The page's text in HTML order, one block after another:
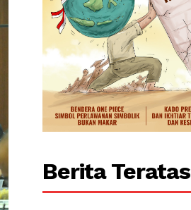
Berita Teratas